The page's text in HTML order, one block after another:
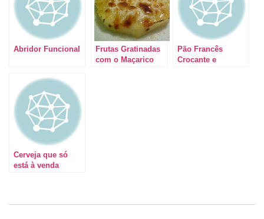
Abridor Funcional
Frutas Gratinadas
com o Maçarico
Pão Francês
Crocante e
Cerveja que só
está à venda